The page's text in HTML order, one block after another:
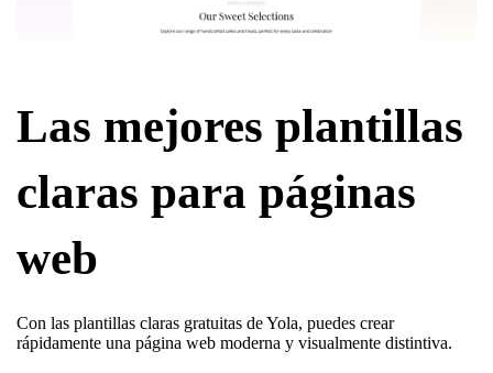
Las mejores plantillas
claras para páginas
web
Con las plantillas claras gratuitas de Yola, puedes crear
rápidamente una página web moderna y visualmente distintiva.